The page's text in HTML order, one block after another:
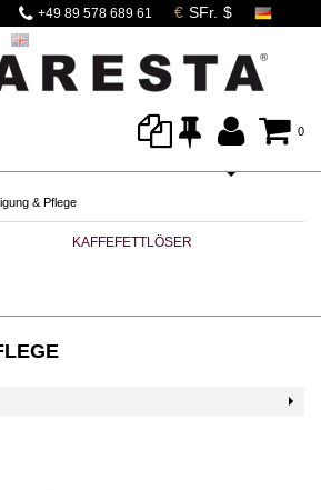
+49 89 578 689 61
0
& Pflege
KAFFEFETTLÖSER